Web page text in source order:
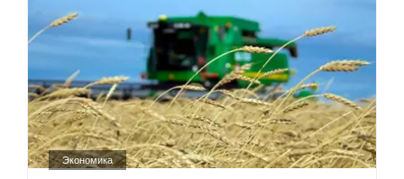
Экономика